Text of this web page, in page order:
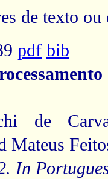
de texto ou
pdf bib
de
Mateus
In